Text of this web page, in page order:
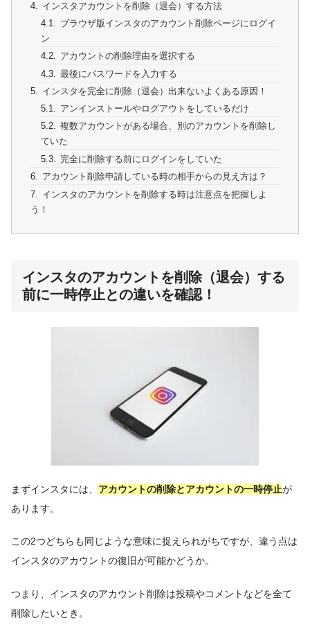
インスタアカウントを削除（退会）する方法
ブラウザ版インスタのアカウント削除ページにログイ
ン
アカウントの削除理由を選択する
最後にパスワードを入力する
インスタを完全に削除（退会）出来ないよくある原因！
アンインストールやログアウトをしているだけ
複数アカウントがある場合、別のアカウントを削除し
ていた
完全に削除する前にログインをしていた
アカウント削除申請している時の相手からの見え方は？
インスタのアカウントを削除する時は注意点を把握しよ
う！
インスタのアカウントを削除（退会）する
前に一時停止との違いを確認！
まずインスタには、 アカウントの削除とアカウントの一時停止が
あります。
この2つどちらも同じような意味に捉えられがちですが、違う点は
インスタのアカウントの復旧が可能かどうか。
つまり、インスタのアカウント削除は投稿やコメントなどを全て
削除したいとき。